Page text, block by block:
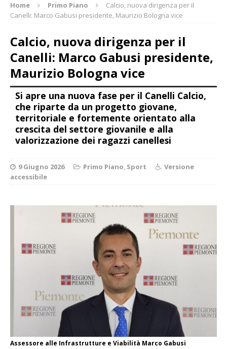
Home Primo Piano
Calcio, nuova dirigenza per il
Canelli: Marco Gabusi presidente, Maurizio Bologna vice
Calcio, nuova dirigenza per il
Canelli: Marco Gabusi presidente,
Maurizio Bologna vice
Si apre una nuova fase per il Canelli Calcio,
che riparte da un progetto giovane,
territoriale e fortemente orientato alla
crescita del settore giovanile e alla
valorizzazione dei ragazzi canellesi
9 Giugno 2026 Primo Piano, Sport
Versione
accessibile
Assessore alle Infrastrutture e Viabilità Marco Gabusi